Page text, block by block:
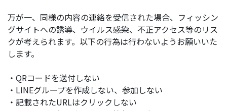
万が一、同様の内容の連絡を受信された場合、フィッシン
グサイトへの誘導、ウイルス感染、不正アクセス等のリス
クが考えられます。以下の行為は行わないようお願いいた
します。
・QRコードを送付しない
・LINEグループを作成しない、参加しない
・記載されたURLはクリックしない